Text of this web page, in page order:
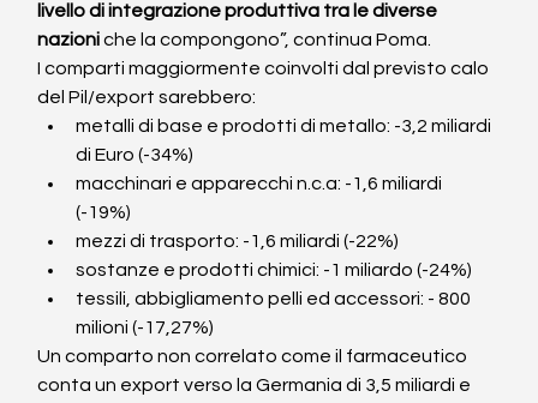
livello di integrazione produttiva tra le diverse
nazioni che la compongono”, continua Poma.
I comparti maggiormente coinvolti dal previsto calo
del Pil/export sarebbero:
metalli di base e prodotti di metallo: -3,2 miliardi
di Euro (-34%)
macchinari e apparecchi n.c.a: -1,6 miliardi
(-19%)
mezzi di trasporto: -1,6 miliardi (-22%)
sostanze e prodotti chimici: -1 miliardo (-24%)
tessili, abbigliamento pelli ed accessori: - 800
milioni (-17,27%)
Un comparto non correlato come il farmaceutico
conta un export verso la Germania di 3,5 miliardi e